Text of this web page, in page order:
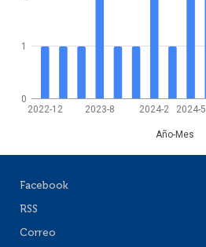
2022-12 2023-8 2024-2 2024-5
Año-Mes
0
1
Facebook
RSS
Correo